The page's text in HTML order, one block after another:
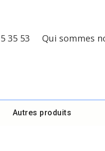
35 53 Qui sommes
Autres produits